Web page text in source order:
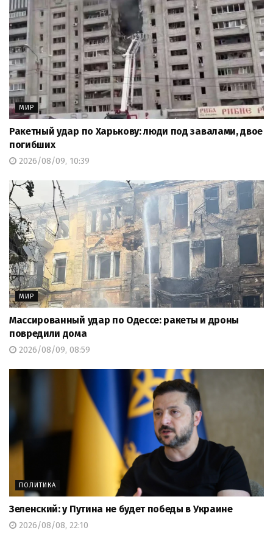
МИР
Ракетный удар по Харькову: люди под завалами, двое
погибших
2026/08/09, 10:39
МИР
Массированный удар по Одессе: ракеты и дроны
повредили дома
2026/08/09, 08:59
ПОЛИТИКА
Зеленский: у Путина не будет победы в Украине
2026/08/08, 22:10